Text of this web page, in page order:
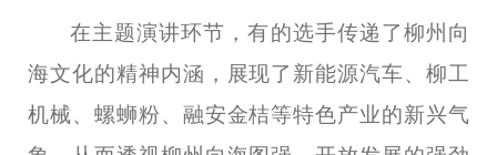
在主题演讲环节，有的选手传递了柳州向
海文化的精神内涵，展现了新能源汽车、柳工
机械、螺蛳粉、融安金桔等特色产业的新兴气